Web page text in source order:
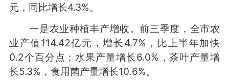
元，同比增长4.3%。
一是农业种植丰产增收。前三季度，全市农
业产值114.42亿元，增长4.7%，比上半年加快
0.2个百分点；水果产量增长6.0%，茶叶产量增
长5.3%，食用菌产量增长10.6%。